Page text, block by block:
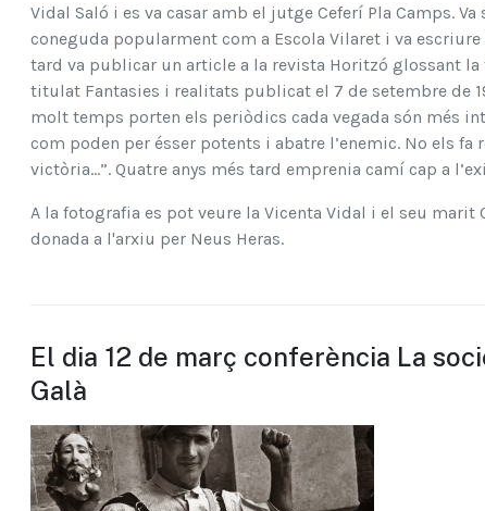
Vidal Saló i es va casar amb el jutge Ceferí Pla Camps.
coneguda popularment com a Escola Vilaret i va
tard va publicar un article a la revista Horitzó glossant la
titulat Fantasies i realitats publicat el 7 de setembre de
molt temps porten els periòdics cada vegada són més
com poden per ésser potents i abatre l’enemic. No els
victòria...”. Quatre anys més tard emprenia camí cap a
A la fotografia es pot veure la Vicenta Vidal i el seu
donada a l'arxiu per Neus Heras.
El dia 12 de març conferència La
Galà